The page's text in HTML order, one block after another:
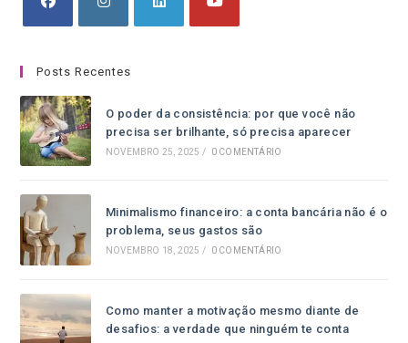
Posts Recentes
O poder da consistência: por que você não
precisa ser brilhante, só precisa aparecer
NOVEMBRO 25, 2025 / 0 COMENTÁRIO
Minimalismo financeiro: a conta bancária não é o
problema, seus gastos são
NOVEMBRO 18, 2025 / 0 COMENTÁRIO
Como manter a motivação mesmo diante de
desafios: a verdade que ninguém te conta